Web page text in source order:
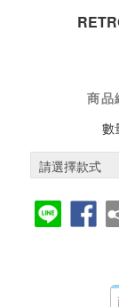
商品
數